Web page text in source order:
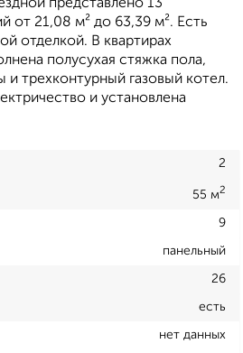
представлено 13
от 21,08 м² до 63,39 м². Есть
отделкой. В квартирах
полусухая стяжка пола,
и трехконтурный газовый котел.
и установлена
2
55 м2
9
панельный
26
есть
нет данных